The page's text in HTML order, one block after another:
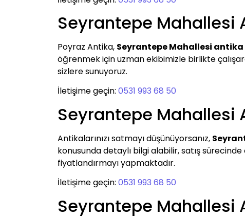
Seyrantepe Mahallesi
Poyraz Antika, Seyrantepe Mahallesi
öğrenmek için uzman ekibimizle birlikte
sizlere sunuyoruz.
İletişime geçin: 0531 993 68 50
Seyrantepe Mahallesi
Antikalarınızı satmayı düşünüyorsanız,
konusunda detaylı bilgi alabilir, satış
fiyatlandırmayı yapmaktadır.
İletişime geçin: 0531 993 68 50
Seyrantepe Mahallesi